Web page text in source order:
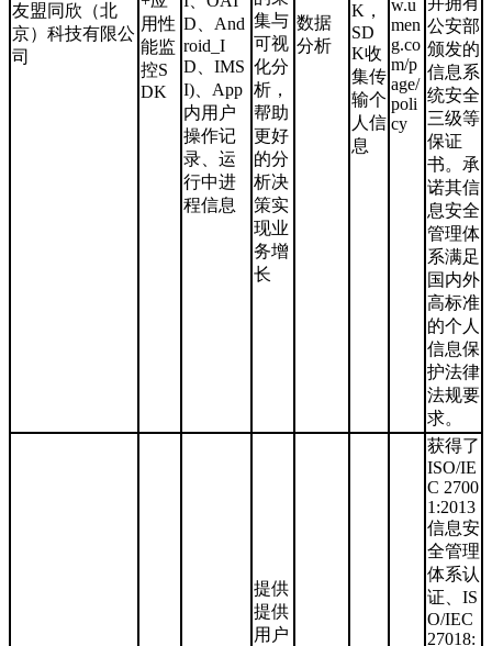
友盟同欣（北
京）科技有限公
司
用性
能监
控S
DK
D、And
roid_I
D、IMS
I)、App
内用户
操作记
录、运
行中进
程信息
集与
可视
化分
析，
帮助
更好
的分
析决
策实
现业
务增
长
数据
分析
K，
SD
K收
集传
输个
人信
息
w.u
men
g.co
m/p
age/
poli
cy
公安部
颁发的
信息系
统安全
三级等
保证
书。承
诺其信
息安全
管理体
系满足
国内外
高标准
的个人
信息保
护法律
法规要
求。
提供
提供
用户
获得了
ISO/IE
C 2700
1:2013
信息安
全管理
体系认
证、IS
O/IEC
27018: